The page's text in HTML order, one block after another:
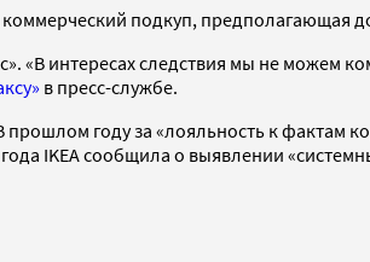
подкуп, предполагающая
«В интересах следствия мы не можем
в пресс-службе.
году за «лояльность к фактам
IKEA сообщила о выявлении